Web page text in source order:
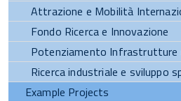
Attrazione e Mobilità
Fondo Ricerca e Innovazione
Potenziamento Infrastrutture
Ricerca industriale e sviluppo
Example Projects